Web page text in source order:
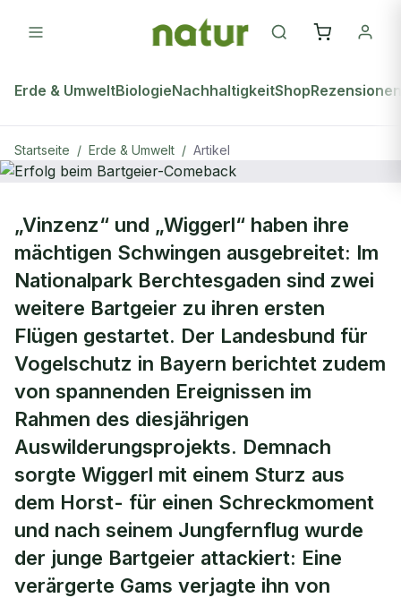
Erde & UmweltBiologieNachhaltigkeitShopRezensionen
Startseite / Erde & Umwelt / Artikel
natur Plus ERDE & UMWELT
Erfolg beim Bartgeier-Comeback
„Vinzenz“ und „Wiggerl“ haben ihre
mächtigen Schwingen ausgebreitet: Im
Nationalpark Berchtesgaden sind zwei
weitere Bartgeier zu ihren ersten
Flügen gestartet. Der Landesbund für
Vogelschutz in Bayern berichtet zudem
von spannenden Ereignissen im
Rahmen des diesjährigen
Auswilderungsprojekts. Demnach
sorgte Wiggerl mit einem Sturz aus
dem Horst- für einen Schreckmoment
und nach seinem Jungfernflug wurde
der junge Bartgeier attackiert: Eine
verärgerte Gams verjagte ihn von